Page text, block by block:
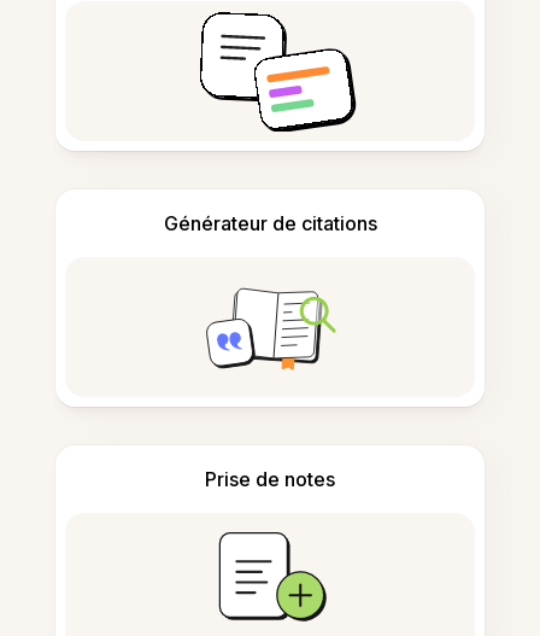
Générateur de citations
Prise de notes